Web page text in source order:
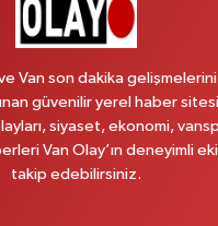
CAD.NO:17B
Yol Tarifi Al
Van son dakika gelişmelerini
güvenilir yerel haber
siyaset, ekonomi,
Van Olay’ın deneyimli
takip edebilirsiniz.